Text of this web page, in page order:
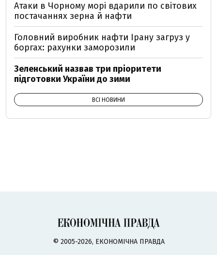
Атаки в Чорному морі вдарили по світових
постачаннях зерна й нафти
Головний виробник нафти Ірану загруз у
боргах: рахунки заморозили
Зеленський назвав три пріоритети
підготовки України до зими
ВСІ НОВИНИ
© 2005-2026, ЕКОНОМІЧНА ПРАВДА